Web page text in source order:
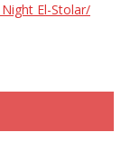
El-Stolar/